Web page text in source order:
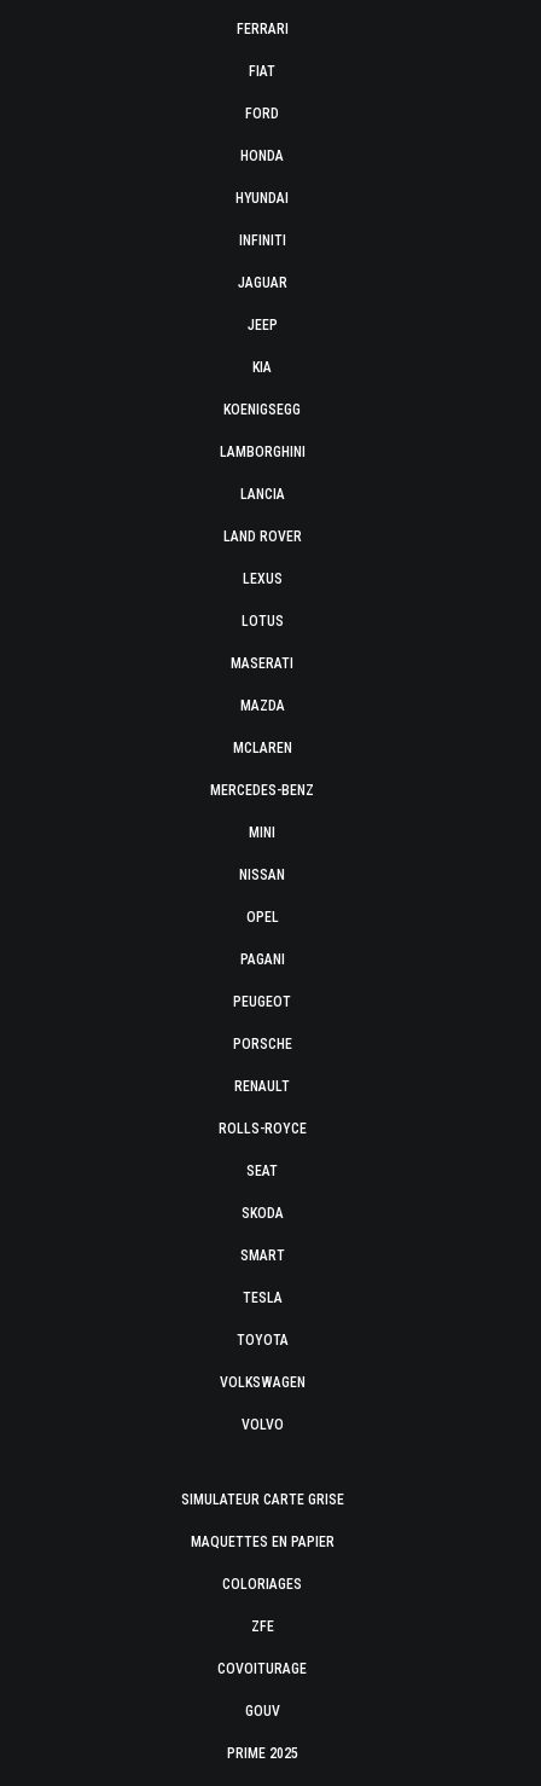
FERRARI
FIAT
FORD
HONDA
HYUNDAI
INFINITI
JAGUAR
JEEP
KIA
KOENIGSEGG
LAMBORGHINI
LANCIA
LAND ROVER
LEXUS
LOTUS
MASERATI
MAZDA
MCLAREN
MERCEDES-BENZ
MINI
NISSAN
OPEL
PAGANI
PEUGEOT
PORSCHE
RENAULT
ROLLS-ROYCE
SEAT
SKODA
SMART
TESLA
TOYOTA
VOLKSWAGEN
VOLVO
SIMULATEUR CARTE GRISE
MAQUETTES EN PAPIER
COLORIAGES
ZFE
COVOITURAGE
GOUV
PRIME 2025